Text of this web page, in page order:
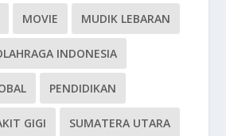
MOVIE MUDIK LEBARAN
INDONESIA
PENDIDIKAN
GIGI SUMATERA UTARA